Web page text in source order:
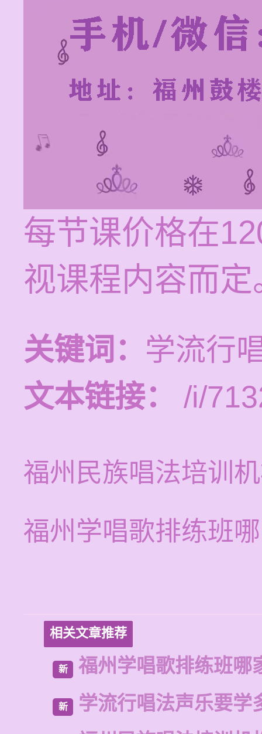
每节课价格在
视课程内容而定
关键词： 学流行
文本链接：
/i/
福州民族唱法培训
福州学唱歌排练班
相关文章推荐
新 福州学唱歌排练班哪
新
学流行唱法声乐要学